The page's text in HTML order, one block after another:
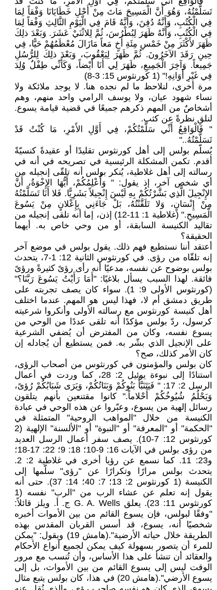
تَسَلَّمْتُهُ، وَهُوَ أَنَّ الْمَسِيحَ مَاتَ مِنْ أَجْلِ خَطَايَانَا وَفْقاً لِمَا
فِي الْكُتُبِ، وَأَنَّهُ دُفِنَ، وَأَنَّهُ قَامَ فِي الْيَوْمِ الثَّالِثِ وَفْقاً لِمَا
فِي الْكُتُبِ، وَأَنَّهُ ظَهَرَ لِبُطْرُسَ، ثُمَّ لِلاثْنَيْ عَشَرَ. وَبَعْدَ ذلِكَ
ظَهَرَ لأَكْثَرَ مِنْ خَمْسِ مِئَةِ أَخٍ مَعاً مَازَالَ مُعْظَمُهُمْ حَيًّا، فِي
حِينِ رَقَدَ الآخَرُونَ. ثُمَّ ظَهَرَ لِيَعْقُوبَ، وَبَعْدَ ذلِكَ لِلرُّسُلِ
جَمِيعاً. وَآخِرَ الْجَمِيعِ، ظَهَرَ لِي أَنَا أَيْضاً، وَكَأَنِّي طِفْلٌ وُلِدَ
فِي غَيْرِ أَوَانِهِ!" (1 كورنثوس 15: 3-8)
مرة أخرى، لنلاحظ ما لم نجده هنا. لا يوجد ملائكة ولا
نساء شهود عيان، ولا يوسف الرامي واحد منهم، وهم
أشخاصٌ من المهم ذكرهم جميعًا في قضية قيامة يسوع.
لنلقِ نظرةً عن كثب.
" فَالْوَاقِعُ أَنِّي سَلَّمْتُكُمْ، فِي أَوَّلِ الأَمْرِ، مَا كُنْتُ قَدْ
تَسَلَّمْتُهُ.."
يُسلّم بولس إلى أهل كورنثوس تقليدًا أو عقيدةً كنسيّةً
أقدم. تكمن المشكلة الرئيسية في تصريحه في أنه في
رسالته إلى أهل غلاطية، يُنكر بولس أنه تلقّى إنجيله من
أي شخص آخر، إذ يقول: " وَأُعْلِمُكُمْ، أَيُّهَا الإِخْوَةُ، أَنَّ
الإِنْجِيلَ الَّذِي بَشَّرْتُكُمْ بِهِ لَيْسَ إِنْجِيلاً بَشَرِيًّا. فَلا أَنَا تَسَلَّمْتُهُ
مِنْ إِنْسَانٍ، وَلا تَلَقَّنْتُهُ، بَلْ جَاءَنِي بِإِعْلانٍ مِنْ يَسُوعَ
الْمَسِيحِ." (غلاطية 1: 11-12) إذن، إما أنه تلقى إنجيله من
تقاليد الكنيسة السابقة، أو من وحي خاص به. أيهما
الحقيقة؟
أعتقد أننا نستطيع فهم ذلك. يقول بولس في موضع آخر
إنه تلقّاه من رؤى. في كورنثوس الثانية 12: 1-7، يتحدث
بولس بوضوح عن نفسه، مدعيًا أنه رأى رؤىً كثيرةً ورؤىً
فائقة. لهذا السبب يسأل بلاغيًا: "أَمَا رَأَيْتُ يَسُوعَ رَبَّنَا؟"
(كورنثوس الأولى 9: 1). سواء كان يصف تجربته على
طريق دمشق أم لا، فهذا ليس هو المهم. عندما اختلف
أهل كنيسة كورنثوس مع رسالته الأولى وأنكروا شرعيته
كرسول، ردّ بولس مؤكدًا أنه تلقى عددًا من الوحي من
يسوع نفسه، وكان من المفترض أن يُضفي الشرعية
على الإنجيل الذي بشّر به. فمن يستطيع أن يُجادله إن
كان الأمر كذلك، صح؟
كان بولس والمؤمنون في كورنثوس من أصحاب الرؤى،
استنادًا إلى نبوءة يوئيل 2: 28، كما وردت في أعمال
الرسل 2: 17: " فَيَتَنَبَّأُ بَنُوكُمْ وَبَنَاتُكُمْ، وَيَرَى شَبَابُكُمْ رُؤىً،
وَيَحْلُمُ شُيُوخُكُمْ أَحْلاماً." كانوا مقتنعين بأنهم يتلقون
رسائل إلهية من يسوع، وعبّروا عن هذه الوحي في عبادة
الكنيسة من خلال "المواهب الروحية" المتمثلة في
"الحكمة" أو "المعرفة" أو "النبوة" أو "الألسنة" الإلهية (2
كورنثوس 12: 7-10). يصف سفر أعمال الرسل العديد
من رؤى بولس في الآيات 16: 9-10؛ 18: 9؛ 22: 17-18؛
و23: 11. كما نسمع عن رؤيا أخرى في غلاطية 2: 2.
يتحدث بولس مرارًا وتكرارًا عن "رؤى" سلّمها إلى
الكنيسة (1 كورنثوس 2: 13؛ 7: 40؛ 14: 37). حتى أنه
يقول إنه تعلم عن عشاء الرب من "الرب" نفسه (1
كورنثوس 11: 23). يعلق G. A. Wells ج. أ. ويلز قائلاً:
"وفقًا لبولس، فإن يسوع القائم من بين الأموات أخبره
شخصيًا أنه، يسوع، قد أسس القربان المقدس بهذه
الطريقة خلال حياته الأرضية".(هامش 19) ويقول: "يمكن
للمرء أن يتصور بسهولة كيف يمكن لجميع أنواع الأحكام
والعقائد أن تنشأ على هذا الأساس، وأن تُنسب مع مرور
الوقت ليس إلى يسوع القائم من بين الأموات، بل إلى
يسوع الأرضي".(هامش 20) في هذا، كان بولس يتبع مثال